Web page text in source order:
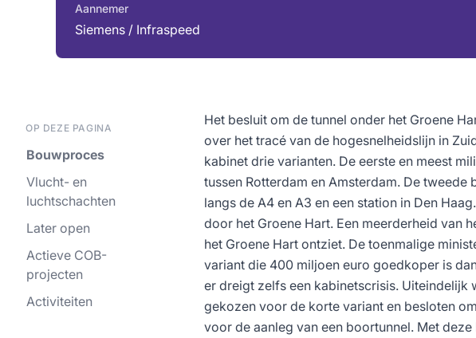
Aannemer
Siemens / Infraspeed
OP DEZE PAGINA
Bouwproces
Vlucht- en
luchtschachten
Later open
Actieve COB-
projecten
Activiteiten
Het besluit om de tunnel onder het Groene
over het tracé van de hogesnelheidslijn in
kabinet drie varianten. De eerste en meest
tussen Rotterdam en Amsterdam. De
langs de A4 en A3 en een station in Den
door het Groene Hart. Een meerderheid van
het Groene Hart ontziet. De toenmalige
variant die 400 miljoen euro goedkoper is
er dreigt zelfs een kabinetscrisis.
gekozen voor de korte variant en besloten
voor de aanleg van een boortunnel. Met